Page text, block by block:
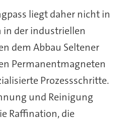
liegt daher nicht in
in der industriellen
dem Abbau Seltener
Permanentmagneten
Prozessschritte.
und Reinigung
Raffination, die